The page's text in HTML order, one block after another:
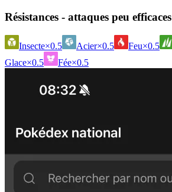
Résistances - attaques peu efficaces
Insecte×0.5 Acier×0.5 Feu×0.5
Glace×0.5 Fée×0.5